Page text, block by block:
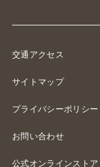
交通アクセス
サイトマップ
プライバシーポリシー
お問い合わせ
公式オンラインストア